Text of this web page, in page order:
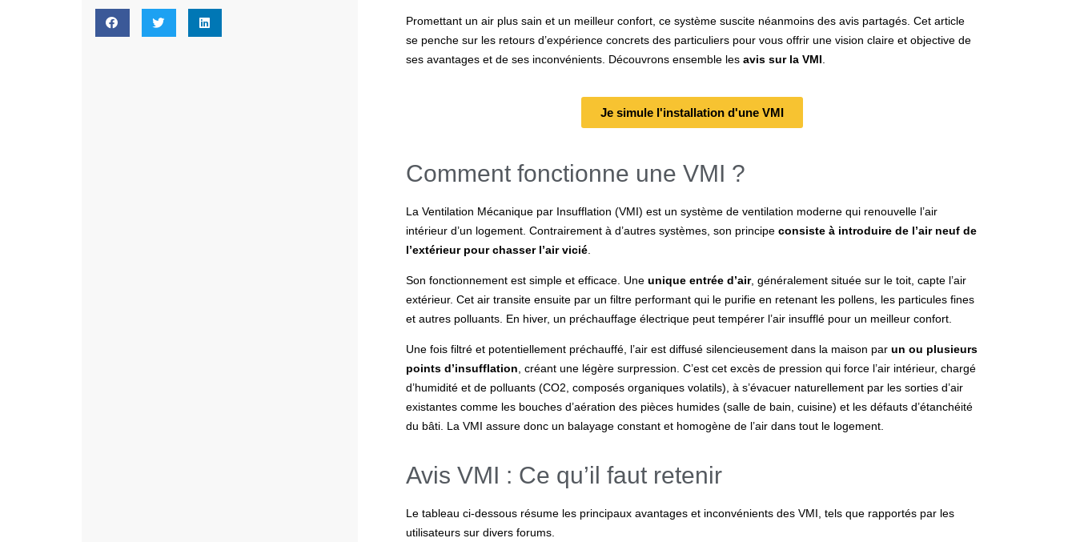
Promettant un air plus sain et un meilleur confort, ce système suscite néanmoins des avis partagés. Cet article
se penche sur les retours d’expérience concrets des particuliers pour vous offrir une vision claire et objective de
ses avantages et de ses inconvénients. Découvrons ensemble les avis sur la VMI.
Je simule l'installation d'une VMI
Comment fonctionne une VMI ?
La Ventilation Mécanique par Insufflation (VMI) est un système de ventilation moderne qui renouvelle l’air
intérieur d’un logement. Contrairement à d’autres systèmes, son principe consiste à introduire de l’air neuf de
l’extérieur pour chasser l’air vicié.
Son fonctionnement est simple et efficace. Une unique entrée d’air, généralement située sur le toit, capte l’air
extérieur. Cet air transite ensuite par un filtre performant qui le purifie en retenant les pollens, les particules fines
et autres polluants. En hiver, un préchauffage électrique peut tempérer l’air insufflé pour un meilleur confort.
Une fois filtré et potentiellement préchauffé, l’air est diffusé silencieusement dans la maison par un ou plusieurs
points d’insufflation, créant une légère surpression. C’est cet excès de pression qui force l’air intérieur, chargé
d’humidité et de polluants (CO2, composés organiques volatils), à s’évacuer naturellement par les sorties d’air
existantes comme les bouches d’aération des pièces humides (salle de bain, cuisine) et les défauts d’étanchéité
du bâti. La VMI assure donc un balayage constant et homogène de l’air dans tout le logement.
Avis VMI : Ce qu’il faut retenir
Le tableau ci-dessous résume les principaux avantages et inconvénients des VMI , tels que rapportés par les
utilisateurs sur divers forums.